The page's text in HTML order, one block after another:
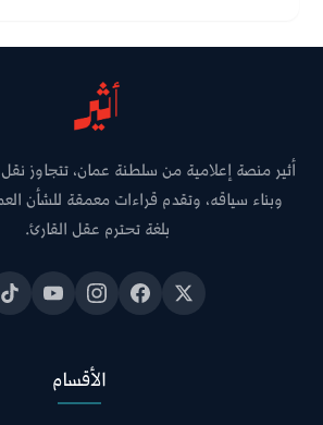
أثير منصة إعلامية من سلطنة عمان، تتجاوز نقل
وبناء سياقه، وتقدم قراءات معمقة للشأن
بلغة تحترم عقل القارئ.
الأقسام